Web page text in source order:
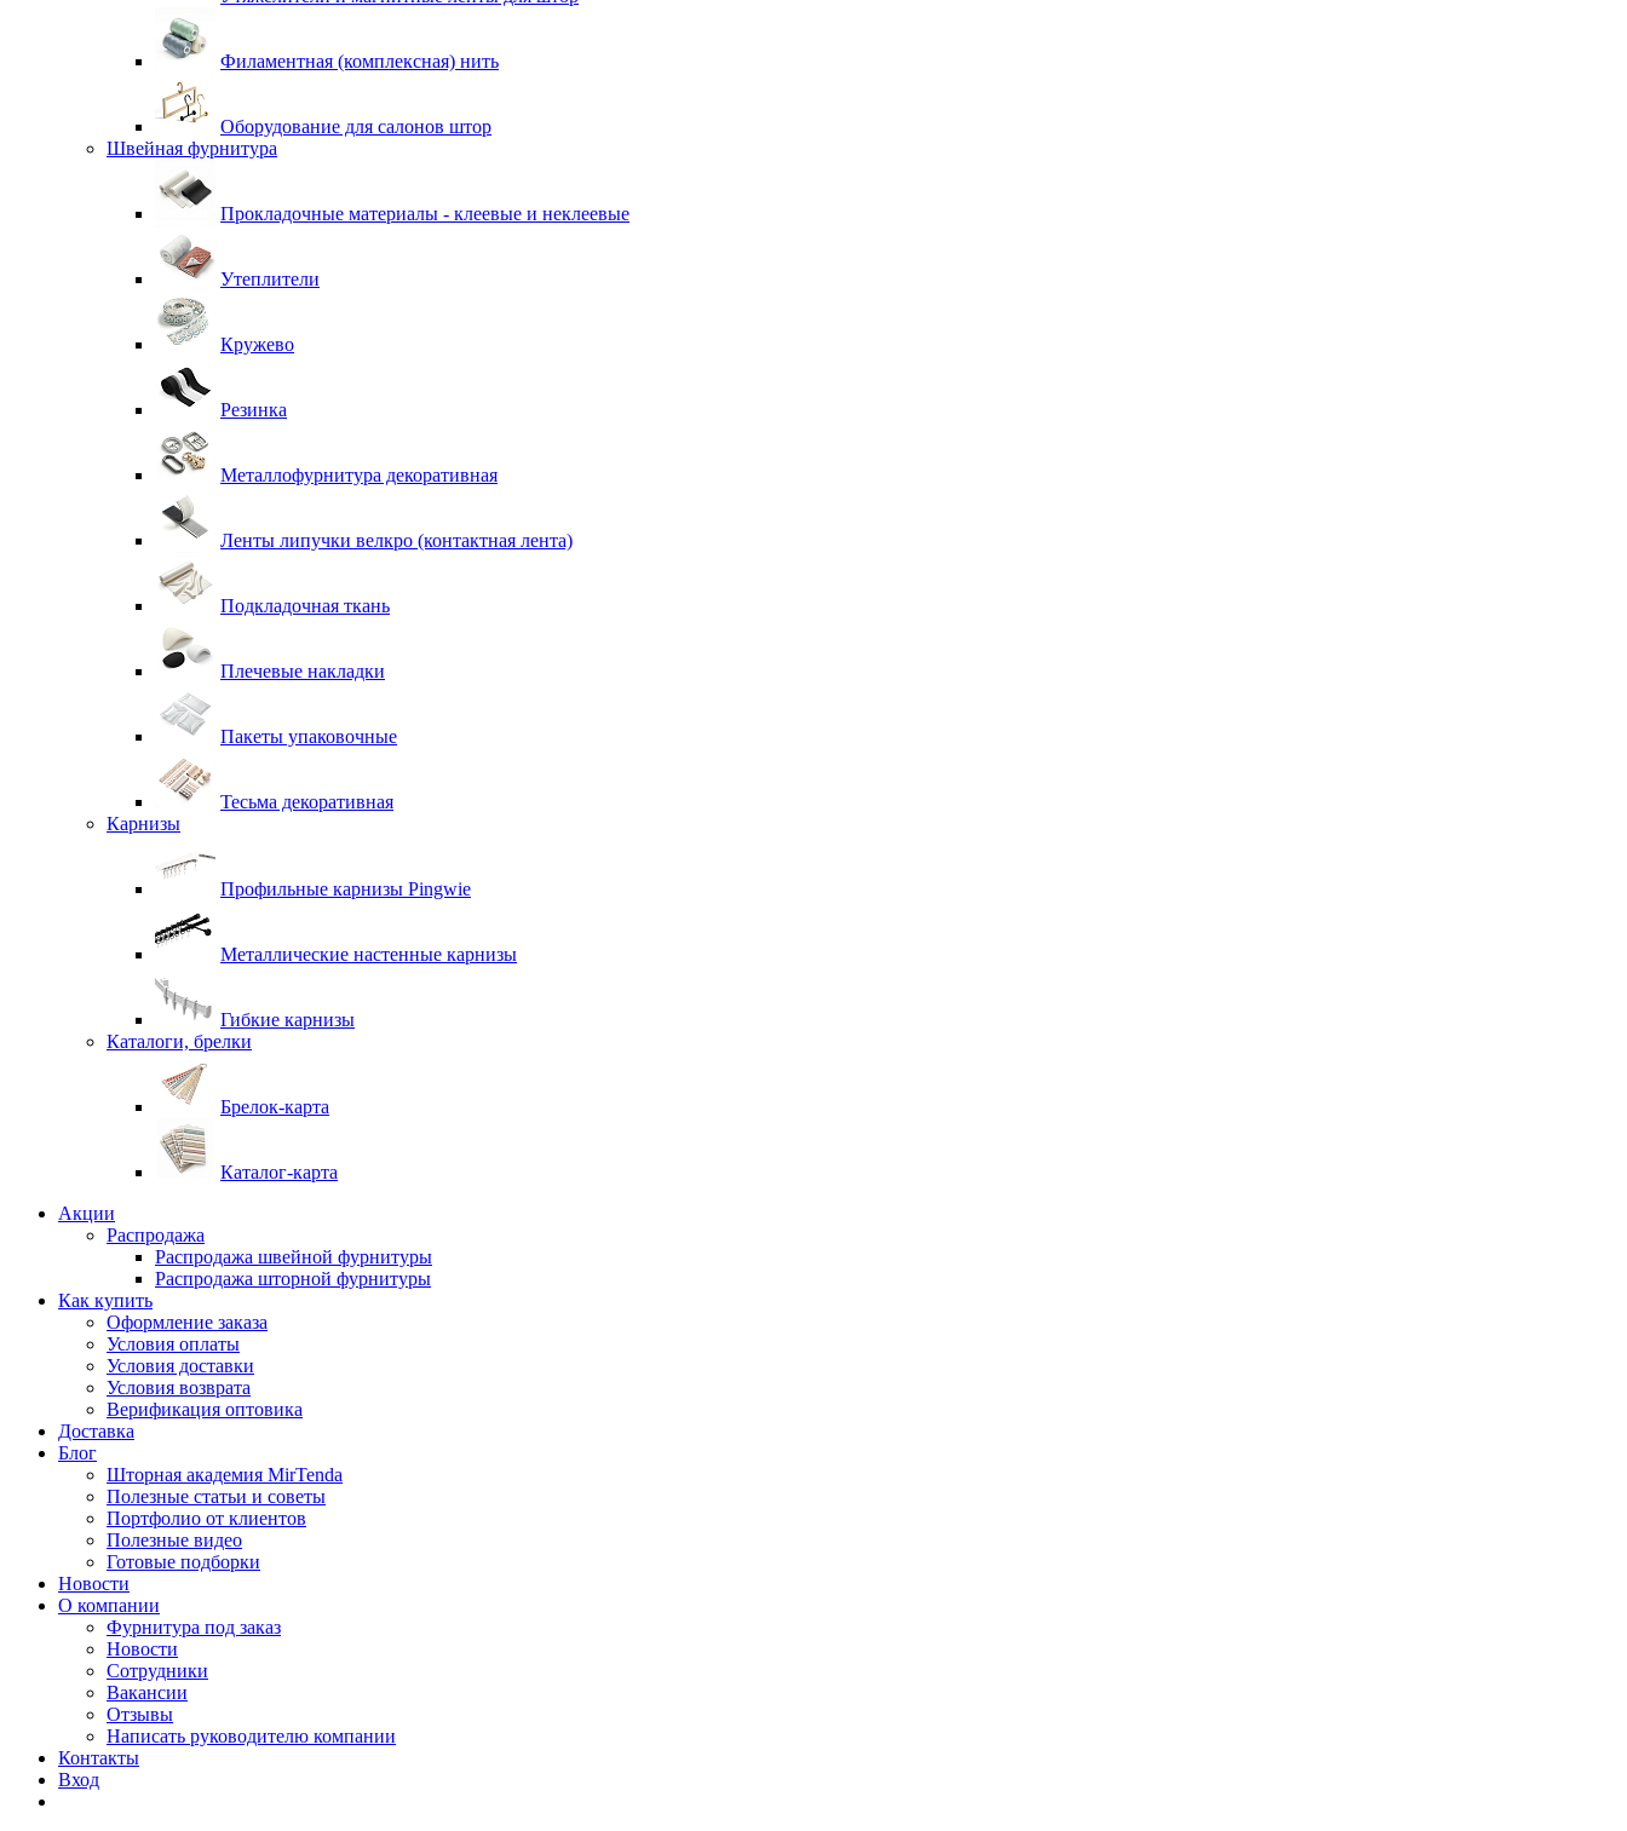
Филаментная (комплексная) нить
Оборудование для салонов штор
Швейная фурнитура
Прокладочные материалы - клеевые и неклеевые
Утеплители
Кружево
Резинка
Металлофурнитура декоративная
Ленты липучки велкро (контактная лента)
Подкладочная ткань
Плечевые накладки
Пакеты упаковочные
Тесьма декоративная
Карнизы
Профильные карнизы Pingwie
Металлические настенные карнизы
Гибкие карнизы
Каталоги, брелки
Брелок-карта
Каталог-карта
Акции
Распродажа
Распродажа швейной фурнитуры
Распродажа шторной фурнитуры
Как купить
Оформление заказа
Условия оплаты
Условия доставки
Условия возврата
Верификация оптовика
Доставка
Блог
Шторная академия MirTenda
Полезные статьи и советы
Портфолио от клиентов
Полезные видео
Готовые подборки
Новости
О компании
Фурнитура под заказ
Новости
Сотрудники
Вакансии
Отзывы
Написать руководителю компании
Контакты
Вход